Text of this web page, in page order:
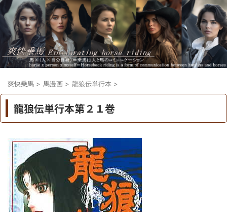
爽快乗馬 > 馬漫画 > 龍狼伝単行本 >
龍狼伝単行本第２１巻